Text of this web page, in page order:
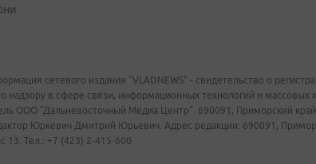
сетевого издания "VLADNEWS" - свидетельство о
надзору в сфере связи, информационных технологий и массовых
ООО "Дальневосточный Медиа Центр". 690091, Приморский край,
Юркевич Дмитрий Юрьевич. Адрес редакции: 690091,
13. Тел.: +7 (423) 2-415-600.